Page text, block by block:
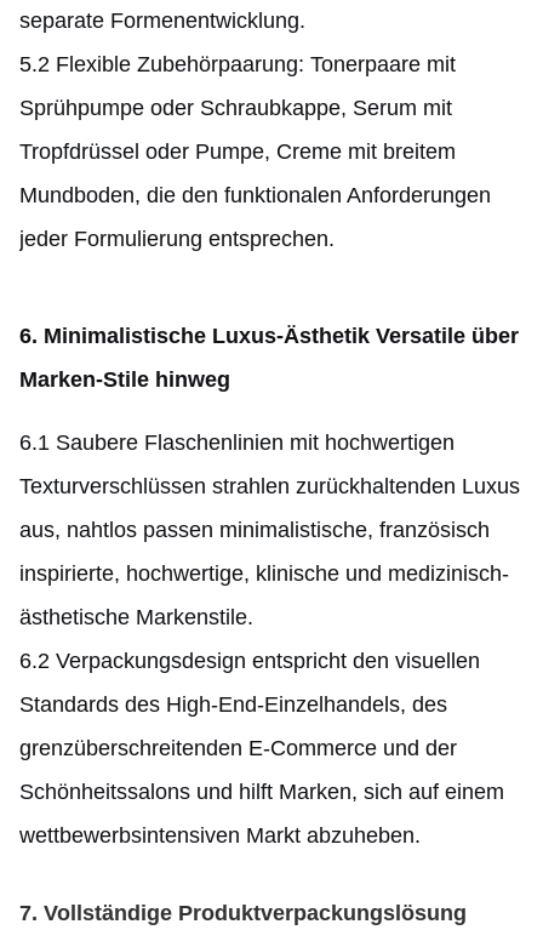
separate Formenentwicklung.
5.2 Flexible Zubehörpaarung: Tonerpaare mit
Sprühpumpe oder Schraubkappe, Serum mit
Tropfdrüssel oder Pumpe, Creme mit breitem
Mundboden, die den funktionalen Anforderungen
jeder Formulierung entsprechen.
6. Minimalistische Luxus-Ästhetik Versatile über
Marken-Stile hinweg
6.1 Saubere Flaschenlinien mit hochwertigen
Texturverschlüssen strahlen zurückhaltenden Luxus
aus, nahtlos passen minimalistische, französisch
inspirierte, hochwertige, klinische und medizinisch-
ästhetische Markenstile.
6.2 Verpackungsdesign entspricht den visuellen
Standards des High-End-Einzelhandels, des
grenzüberschreitenden E-Commerce und der
Schönheitssalons und hilft Marken, sich auf einem
wettbewerbsintensiven Markt abzuheben.
7. Vollständige Produktverpackungslösung